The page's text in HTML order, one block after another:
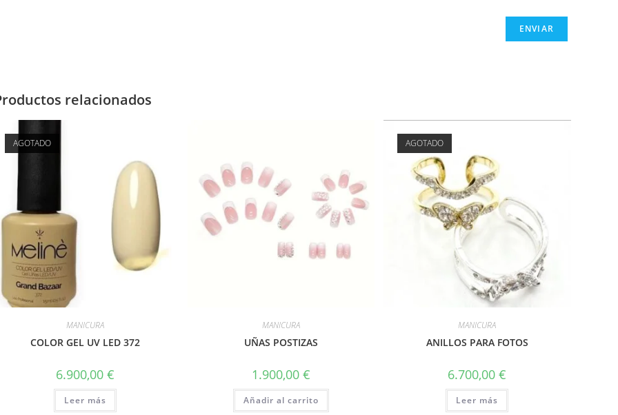
relacionados
AGOTADO
MANICURA
COLOR GEL UV LED 372
6.900,00 €
Leer más
MANICURA
UÑAS POSTIZAS
1.900,00 €
Añadir al carrito
AGOTADO
MANICURA
ANILLOS PARA FOTOS
6.700,00€
Leer más